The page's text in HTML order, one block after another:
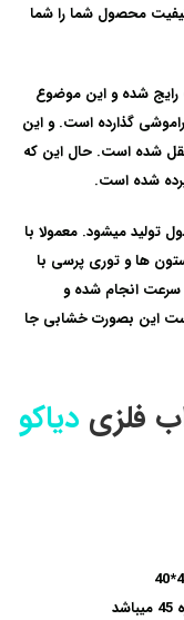
محصول شما را شما
رایج شده و این موضوع
گذارده است. و این
شده است. حال این که
شده است.
تولید میشود. معمولا با
4 و با پروفیل با ضخامت 80 در ستون ها و توری پرسی با
انجام شده و
است این بصورت خشابی جا
فلزی دیاکو